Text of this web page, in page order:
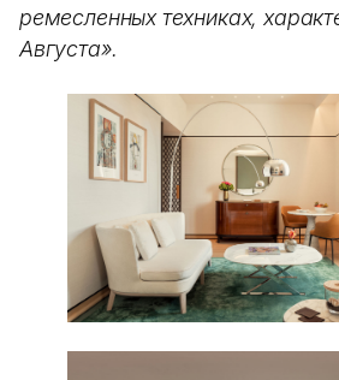
ремесленных техниках,
Августа».